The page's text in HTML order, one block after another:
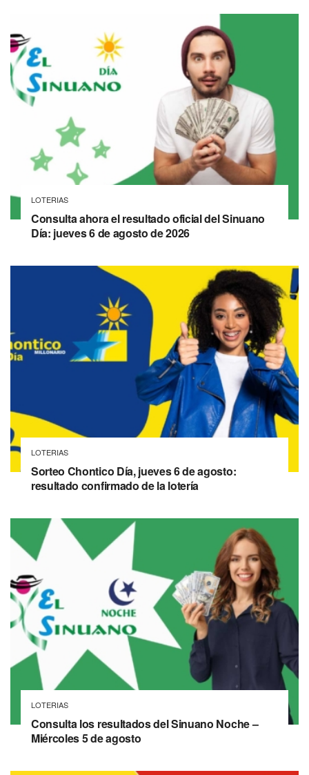
LOTERIAS
Consulta ahora el resultado oficial del Sinuano
Día: jueves 6 de agosto de 2026
LOTERIAS
Sorteo Chontico Día, jueves 6 de agosto:
resultado confirmado de la lotería
LOTERIAS
Consulta los resultados del Sinuano Noche –
Miércoles 5 de agosto